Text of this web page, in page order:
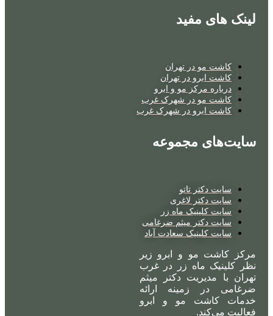
لینک های مفید
کاشت مو در تهران
کاشت ابرو در تهران
درباره مرکز مو و ابرو
کاشت مو در شهرک غرب
کاشت ابرو در شهرک غرب
سایت‌های مجموعه
سایت دکتر تاتو
سایت دکتر لاغری
سایت کلینیک ماه زر
سایت دکتر میثم ضرغامی
سایت کلینیک سعادت آباد
مرکز کاشت مو و ابرو زیر
نظر کلینیک ماه زر در غرب
تهران با مدیریت دکتر میثم
ضرغامی در زمینه ارائه
خدمات کاشت مو و ابرو
فعالیت می‌کند.